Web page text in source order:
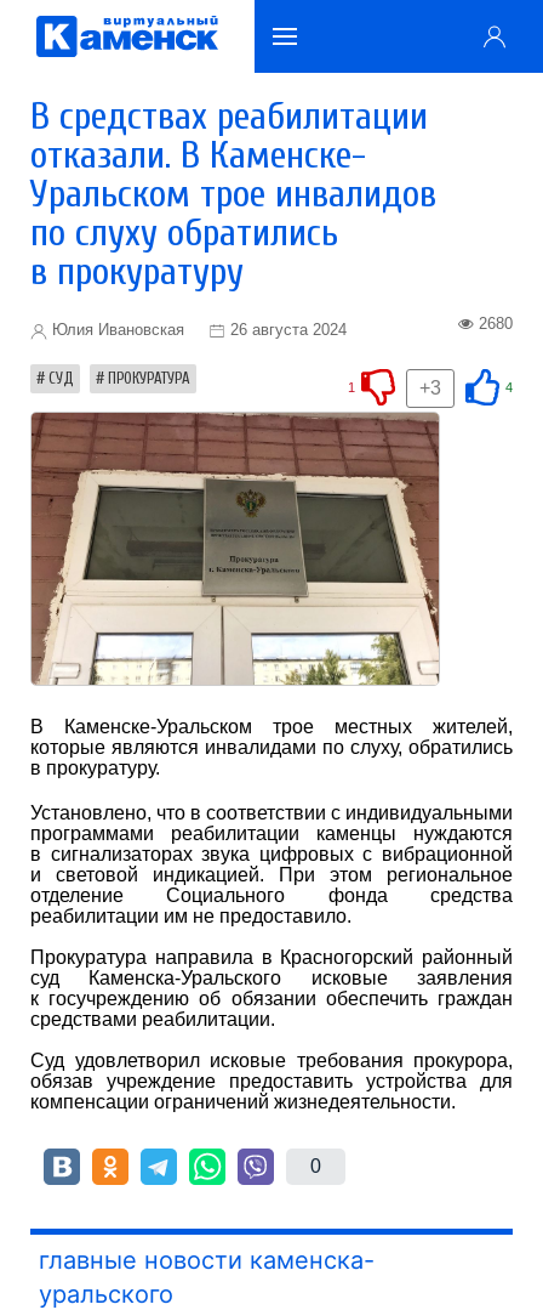
В средствах реабилитации
отказали. В Каменске-
Уральском трое инвалидов
по слуху обратились
в прокуратуру
Юлия Ивановская 26 августа 2024 2680
СУД ПРОКУРАТУРА 4
+3
1
В Каменске-Уральском трое местных жителей,
которые являются инвалидами по слуху, обратились
в прокуратуру.
Установлено, что в соответствии с индивидуальными
программами реабилитации каменцы нуждаются
в сигнализаторах звука цифровых с вибрационной
и световой индикацией. При этом региональное
отделение Социального фонда средства
реабилитации им не предоставило.
Прокуратура направила в Красногорский районный
суд Каменска-Уральского исковые заявления
к госучреждению об обязании обеспечить граждан
средствами реабилитации.
Суд удовлетворил исковые требования прокурора,
обязав учреждение предоставить устройства для
компенсации ограничений жизнедеятельности.
0
главные новости каменска-
уральского